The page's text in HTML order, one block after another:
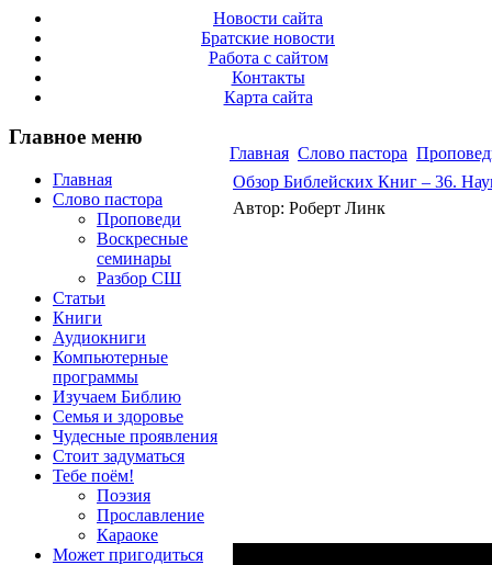
Новости сайта
Братские новости
Работа с сайтом
Контакты
Карта сайта
Главное меню
Главная
Слово пастора
Проповеди
Воскресные
семинары
Разбор СШ
Статьи
Книги
Аудиокниги
Компьютерные
программы
Изучаем Библию
Семья и здоровье
Чудесные проявления
Стоит задуматься
Тебе поём!
Поэзия
Прославление
Караоке
Может пригодиться
Главная Слово пастора
Обзор Библейских Книг – 36.
Автор: Роберт Линк